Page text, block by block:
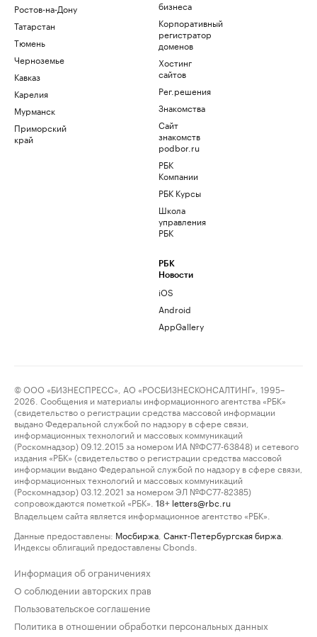
Ростов-на-Дону
Татарстан
Тюмень
Черноземье
Кавказ
Карелия
Мурманск
Приморский
край
бизнеса
Корпоративный
регистратор
доменов
Хостинг
сайтов
Рег.решения
Знакомства
Сайт
знакомств
podbor.ru
РБК
Компании
РБК Курсы
Школа
управления
РБК
РБК
Новости
iOS
Android
AppGallery
© ООО «БИЗНЕСПРЕСС», АО «РОСБИЗНЕСКОНСАЛТИНГ», 1995–
2026. Сообщения и материалы информационного агентства «РБК»
(свидетельство о регистрации средства массовой информации
выдано Федеральной службой по надзору в сфере связи,
информационных технологий и массовых коммуникаций
(Роскомнадзор) 09.12.2015 за номером ИА №ФС77-63848) и сетевого
издания «РБК» (свидетельство о регистрации средства массовой
информации выдано Федеральной службой по надзору в сфере связи,
информационных технологий и массовых коммуникаций
(Роскомнадзор) 03.12.2021 за номером ЭЛ №ФС77-82385)
сопровождаются пометкой «РБК».
18+ letters@rbc.ru
Владельцем сайта является информационное агентство «РБК».
Данные предоставлены: Мосбиржа Санкт-Петербургская биржа
Индексы облигаций предоставлены Cbonds.
Информация об ограничениях
О соблюдении авторских прав
Пользовательское соглашение
Политика в отношении обработки персональных данных